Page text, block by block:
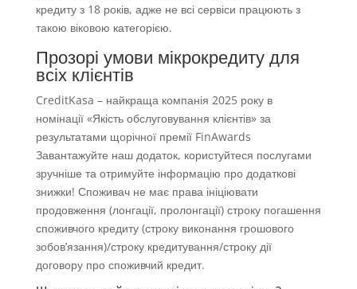
кредиту з 18 років, адже не всі сервіси працюють з
такою віковою категорією.
Прозорі умови мікрокредиту для
всіх клієнтів
CreditKasa – найкраща компанія 2025 року в
номінації «Якість обслуговування клієнтів» за
результатами щорічної премії FinAwards
Завантажуйте наш додаток, користуйтеся послугами
зручніше та отримуйте інформацію про додаткові
знижки! Споживач не має права ініціювати
продовження (лонгації, пролонгації) строку погашення
споживчого кредиту (строку виконання грошового
зобов’язання)/строку кредитування/строку дії
договору про споживчий кредит.